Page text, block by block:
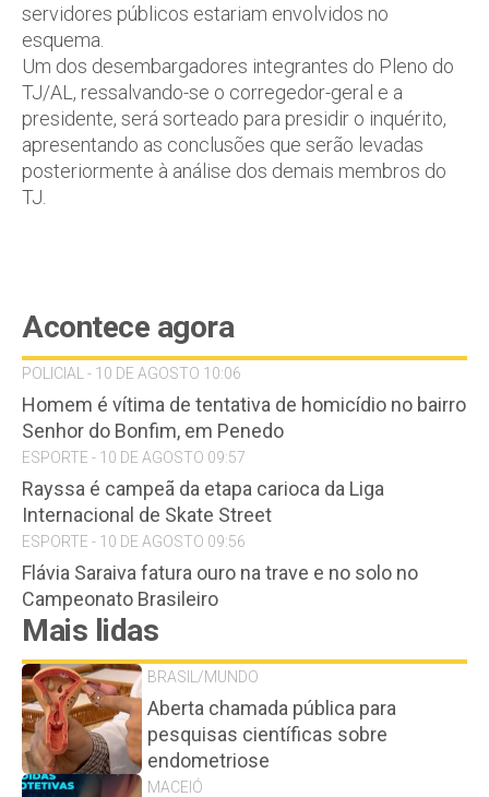
servidores públicos estariam envolvidos no
esquema.
Um dos desembargadores integrantes do Pleno do
TJ/AL, ressalvando-se o corregedor-geral e a
presidente, será sorteado para presidir o inquérito,
apresentando as conclusões que serão levadas
posteriormente à análise dos demais membros do
TJ.
Acontece agora
POLICIAL - 10 DE AGOSTO 10:06
Homem é vítima de tentativa de homicídio no bairro
Senhor do Bonfim, em Penedo
ESPORTE - 10 DE AGOSTO 09:57
Rayssa é campeã da etapa carioca da Liga
Internacional de Skate Street
ESPORTE - 10 DE AGOSTO 09:56
Flávia Saraiva fatura ouro na trave e no solo no
Campeonato Brasileiro
Mais lidas
BRASIL/MUNDO
Aberta chamada pública para
pesquisas científicas sobre
endometriose
MACEIÓ